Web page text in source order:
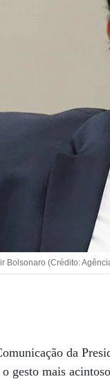
Bolsonaro (Crédito:
da
gesto mais